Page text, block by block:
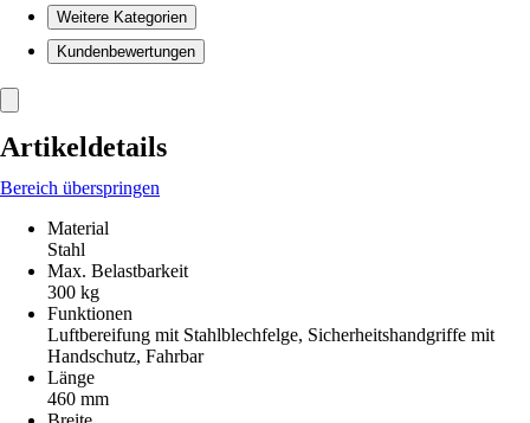
Weitere Kategorien
Kundenbewertungen
Artikeldetails
Bereich überspringen
Material
Stahl
Max. Belastbarkeit
300 kg
Funktionen
Luftbereifung mit Stahlblechfelge, Sicherheitshandgriffe mit
Handschutz, Fahrbar
Länge
460 mm